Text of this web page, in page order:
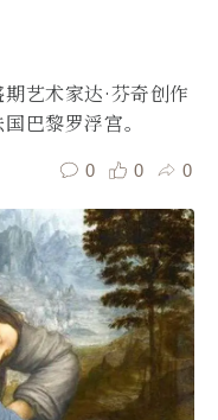
艺术家达·芬奇创作
巴黎罗浮宫。
0 0 0